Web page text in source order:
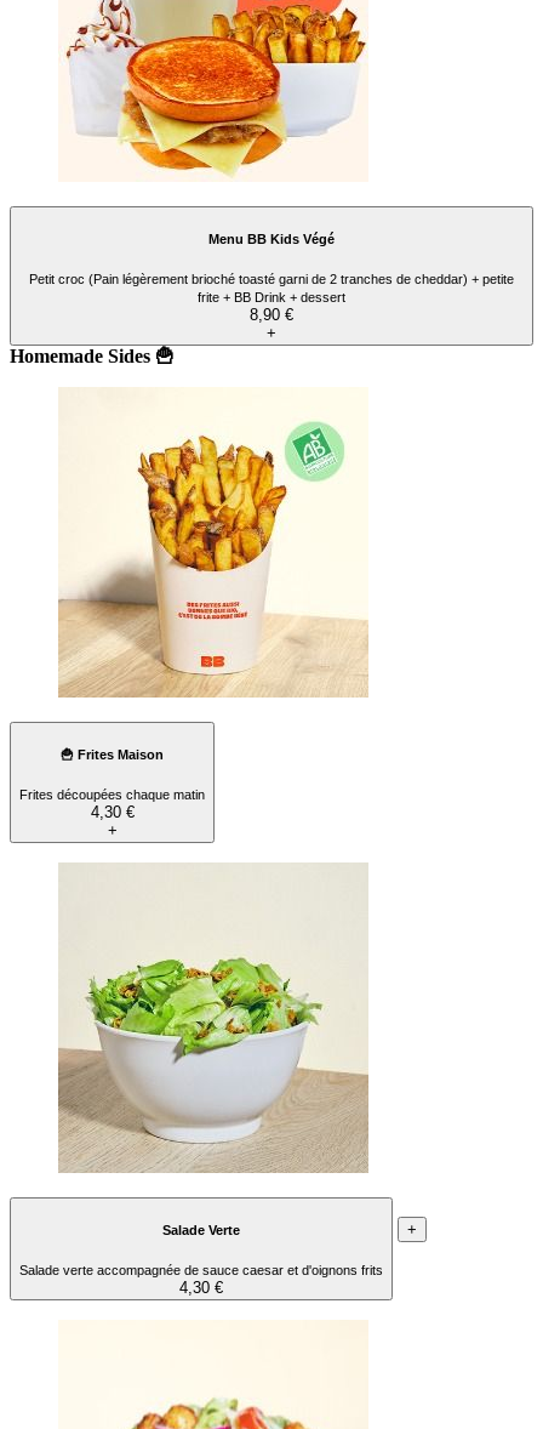
Menu BB Kids Végé
Petit croc (Pain légèrement brioché toasté garni de 2 tranches de cheddar) + petite
frite + BB Drink + dessert
8,90 €
+
Homemade Sides 🍟
🍟 Frites Maison
Frites découpées chaque matin
4,30 €
+
Salade Verte
Salade verte accompagnée de sauce caesar et d'oignons frits
4,30 €
+